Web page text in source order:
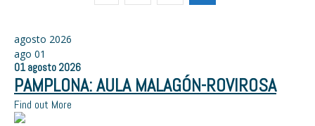
agosto 2026
ago 01
01 agosto 2026
PAMPLONA: AULA MALAGÓN-ROVIROSA
Find out More